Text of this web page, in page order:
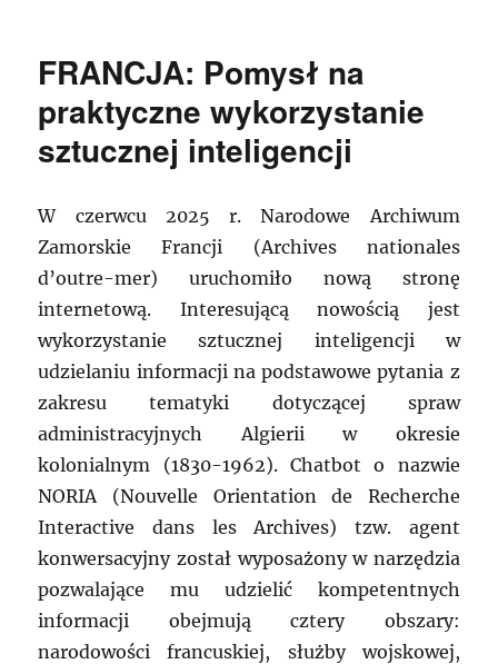
FRANCJA: Pomysł na
praktyczne wykorzystanie
sztucznej inteligencji
W czerwcu 2025 r. Narodowe Archiwum
Zamorskie Francji (Archives nationales
d’outre-mer) uruchomiło nową stronę
internetową. Interesującą nowością jest
wykorzystanie sztucznej inteligencji w
udzielaniu informacji na podstawowe pytania z
zakresu tematyki dotyczącej spraw
administracyjnych Algierii w okresie
kolonialnym (1830-1962). Chatbot o nazwie
NORIA (Nouvelle Orientation de Recherche
Interactive dans les Archives) tzw. agent
konwersacyjny został wyposażony w narzędzia
pozwalające mu udzielić kompetentnych
informacji obejmują cztery obszary:
narodowości francuskiej, służby wojskowej,